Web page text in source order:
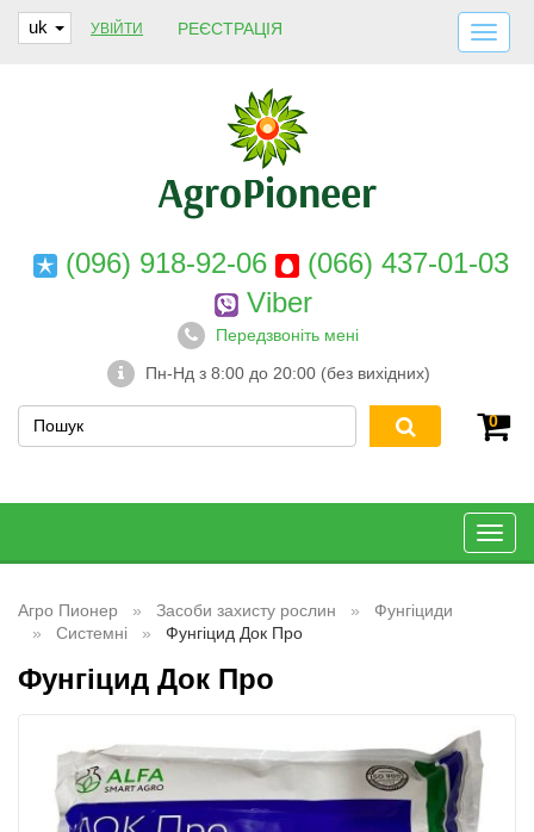
uk УВІЙТИ РЕЄСТРАЦІЯ
ДОСТАВКА І ОПЛАТА
ПРО НАС
ГАРАНТІЇ
КОНТАКТИ
(096) 918-92-06
(066) 437-01-03
Viber
Передзвоніть мені
Пн-Нд з 8:00 до 20:00 (без вихідних)
0
Агро Пионер Засоби захисту рослин
Фунгіциди
Системні
Фунгіцид Док Про
Фунгіцид Док Про